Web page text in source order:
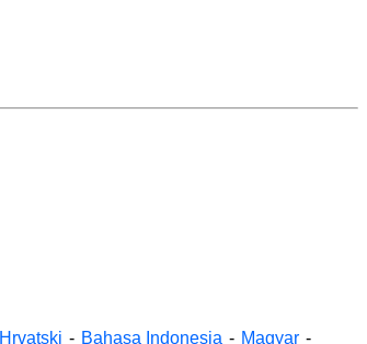
Hrvatski - Bahasa Indonesia - Magyar -